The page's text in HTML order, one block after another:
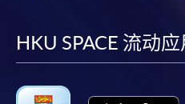
HKU SPACE 流动